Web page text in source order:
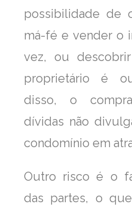
possibilidade de
má-fé e vender o
vez, ou
proprietário é
disso, o
dívidas não
condomínio em
Outro risco é o
das partes, o